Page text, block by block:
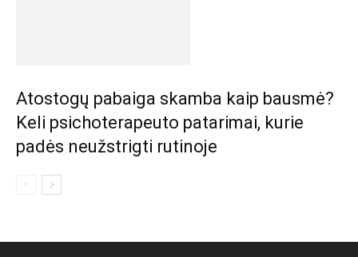
Atostogų pabaiga skamba kaip bausmė?
Keli psichoterapeuto patarimai, kurie
padės neužstrigti rutinoje